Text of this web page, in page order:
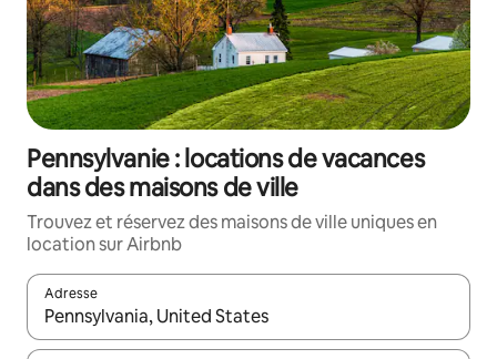
Pennsylvanie : locations de vacances
dans des maisons de ville
Trouvez et réservez des maisons de ville uniques en
location sur Airbnb
Adresse
Lorsque les résultats s'affichent, utilisez les flèches vers le